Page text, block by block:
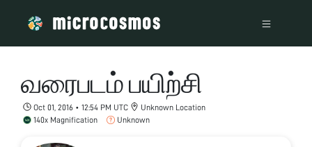
வரைபடம் பயிற்சி
Oct 01, 2016 • 12:54 PM UTC
Unknown Location
140x Magnification
Unknown